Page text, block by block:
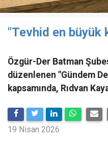
"Tevhid en
Özgür-Der Batman
düzenlenen "Gündem
kapsamında, Rıdvan
19 Nisan 2026